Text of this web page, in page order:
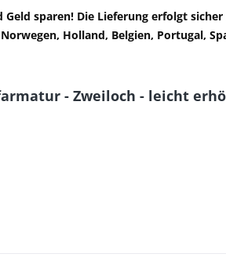
Geld sparen! Die Lieferung erfolgt sicher
Holland, Belgien, Portugal,
- Zweiloch - leicht